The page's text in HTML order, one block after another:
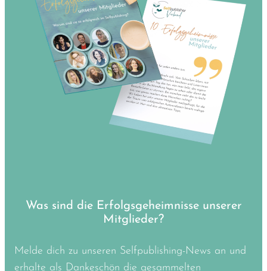
Was sind die Erfolgsgeheimnisse unserer
Mitglieder?
Melde dich zu unseren Selfpublishing-News an und
erhalte als Dankeschön die gesammelten